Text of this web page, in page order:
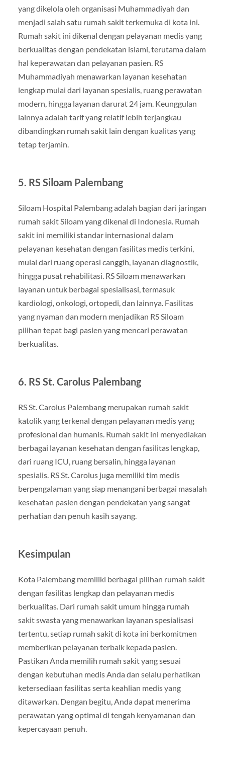
yang dikelola oleh organisasi Muhammadiyah dan
menjadi salah satu rumah sakit terkemuka di kota ini.
Rumah sakit ini dikenal dengan pelayanan medis yang
berkualitas dengan pendekatan islami, terutama dalam
hal keperawatan dan pelayanan pasien. RS
Muhammadiyah menawarkan layanan kesehatan
lengkap mulai dari layanan spesialis, ruang perawatan
modern, hingga layanan darurat 24 jam. Keunggulan
lainnya adalah tarif yang relatif lebih terjangkau
dibandingkan rumah sakit lain dengan kualitas yang
tetap terjamin.
5. RS Siloam Palembang
Siloam Hospital Palembang adalah bagian dari jaringan
rumah sakit Siloam yang dikenal di Indonesia. Rumah
sakit ini memiliki standar internasional dalam
pelayanan kesehatan dengan fasilitas medis terkini,
mulai dari ruang operasi canggih, layanan diagnostik,
hingga pusat rehabilitasi. RS Siloam menawarkan
layanan untuk berbagai spesialisasi, termasuk
kardiologi, onkologi, ortopedi, dan lainnya. Fasilitas
yang nyaman dan modern menjadikan RS Siloam
pilihan tepat bagi pasien yang mencari perawatan
berkualitas.
6. RS St. Carolus Palembang
RS St. Carolus Palembang merupakan rumah sakit
katolik yang terkenal dengan pelayanan medis yang
profesional dan humanis. Rumah sakit ini menyediakan
berbagai layanan kesehatan dengan fasilitas lengkap,
dari ruang ICU, ruang bersalin, hingga layanan
spesialis. RS St. Carolus juga memiliki tim medis
berpengalaman yang siap menangani berbagai masalah
kesehatan pasien dengan pendekatan yang sangat
perhatian dan penuh kasih sayang.
Kesimpulan
Kota Palembang memiliki berbagai pilihan rumah sakit
dengan fasilitas lengkap dan pelayanan medis
berkualitas. Dari rumah sakit umum hingga rumah
sakit swasta yang menawarkan layanan spesialisasi
tertentu, setiap rumah sakit di kota ini berkomitmen
memberikan pelayanan terbaik kepada pasien.
Pastikan Anda memilih rumah sakit yang sesuai
dengan kebutuhan medis Anda dan selalu perhatikan
ketersediaan fasilitas serta keahlian medis yang
ditawarkan. Dengan begitu, Anda dapat menerima
perawatan yang optimal di tengah kenyamanan dan
kepercayaan penuh.